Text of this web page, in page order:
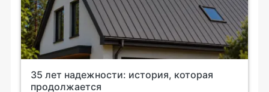
35 лет надежности: история, которая
продолжается